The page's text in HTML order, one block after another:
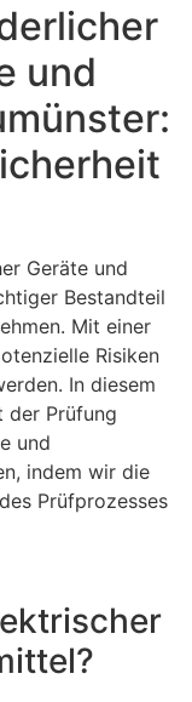
und
Geräte und
Bestandteil
Mit einer
Risiken
In diesem
der Prüfung
und
indem wir die
Prüfprozesses